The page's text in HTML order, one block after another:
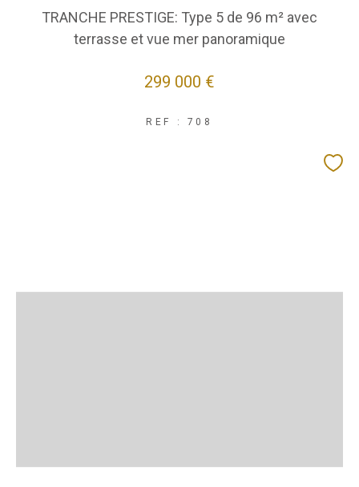
TRANCHE PRESTIGE: Type 5 de 96 m² avec
terrasse et vue mer panoramique
299 000 €
REF : 708